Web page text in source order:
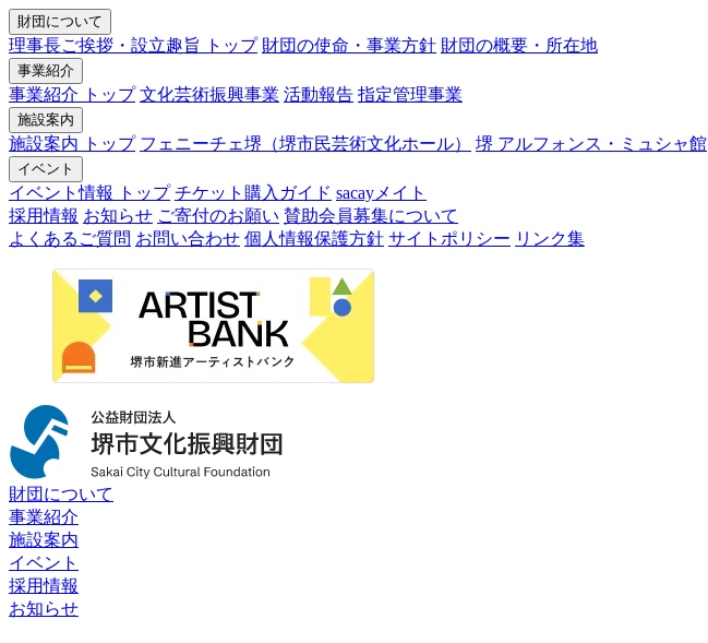
財団について
理事長ご挨拶・設立趣旨 トップ 財団の使命・事業方針 財団の概要・所在地
事業紹介
事業紹介 トップ 文化芸術振興事業 活動報告 指定管理事業
施設案内
施設案内 トップ フェニーチェ堺（堺市民芸術文化ホール） 堺 アルフォンス・ミュシャ館
イベント
イベント情報 トップ チケット購入ガイド sacayメイト
採用情報 お知らせ ご寄付のお願い 賛助会員募集について
よくあるご質問 お問い合わせ 個人情報保護方針 サイトポリシー リンク集
財団について
事業紹介
施設案内
イベント
採用情報
お知らせ